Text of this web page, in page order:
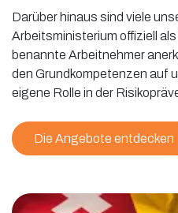
Darüber hinaus sind viele
Arbeitsministerium offiziell
benannte Arbeitnehmer
den Grundkompetenzen auf
eigene Rolle in der
Die Angebote entdecken